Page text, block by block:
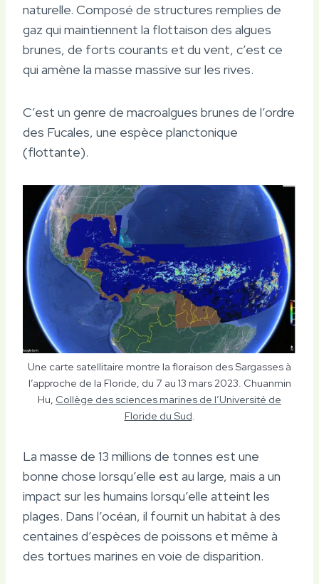
naturelle. Composé de structures remplies de
gaz qui maintiennent la flottaison des algues
brunes, de forts courants et du vent, c’est ce
qui amène la masse massive sur les rives.
C’est un genre de macroalgues brunes de l’ordre
des Fucales, une espèce planctonique
(flottante).
Une carte satellitaire montre la floraison des Sargasses à
l’approche de la Floride, du 7 au 13 mars 2023. Chuanmin
Hu, Collège des sciences marines de l’Université de
Floride du Sud.
La masse de 13 millions de tonnes est une
bonne chose lorsqu’elle est au large, mais a un
impact sur les humains lorsqu’elle atteint les
plages. Dans l’océan, il fournit un habitat à des
centaines d’espèces de poissons et même à
des tortues marines en voie de disparition.